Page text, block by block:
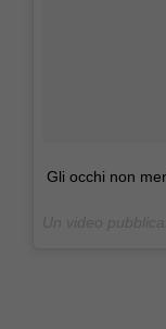
Gli occhi non